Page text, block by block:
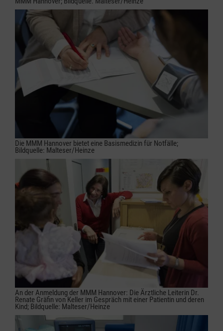
Die MMM Hannover bietet eine Basismedizin für Notfälle;
Bildquelle: Malteser/Heinze
An der Anmeldung der MMM Hannover: Die Ärztliche Leiterin Dr.
Renate Gräfin von Keller im Gespräch mit einer Patientin und deren
Kind; Bildquelle: Malteser/Heinze